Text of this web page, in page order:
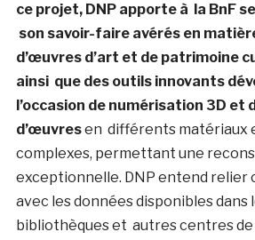
ce projet, DNP apporte à la BnF
son savoir-faire avérés en
d’œuvres d’art et de patrimoine
ainsi que des outils innovants
l’occasion de numérisation 3D et
d’œuvresen différents matériaux
complexes, permettant une
exceptionnelle. DNP entend relier
avec les données disponibles dans
bibliothèques et autres centres